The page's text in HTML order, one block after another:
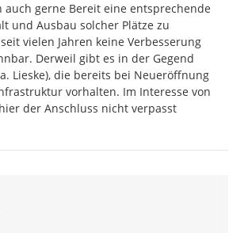
auch gerne Bereit eine entsprechende
und Ausbau solcher Plätze zu
vielen Jahren keine Verbesserung
Derweil gibt es in der Gegend
Lieske), die bereits bei Neueröffnung
vorhalten. Im Interesse von
der Anschluss nicht verpasst
Äußerung